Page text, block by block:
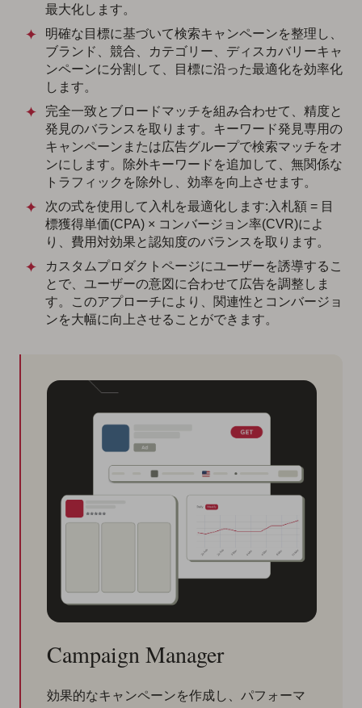
最大化します。
明確な目標に基づいて検索キャンペーンを整理し、
ブランド、競合、カテゴリー、ディスカバリーキャ
ンペーンに分割して、目標に沿った最適化を効率化
します。
完全一致とブロードマッチを組み合わせて、精度と
発見のバランスを取ります。キーワード発見専用の
キャンペーンまたは広告グループで検索マッチをオ
ンにします。除外キーワードを追加して、無関係な
トラフィックを除外し、効率を向上させます。
次の式を使用して入札を最適化します:入札額 = 目
標獲得単価(CPA) × コンバージョン率(CVR)によ
り、費用対効果と認知度のバランスを取ります。
カスタムプロダクトページにユーザーを誘導するこ
とで、ユーザーの意図に合わせて広告を調整しま
す。このアプローチにより、関連性とコンバージョ
ンを大幅に向上させることができます。
Campaign Manager
効果的なキャンペーンを作成し、パフォーマ